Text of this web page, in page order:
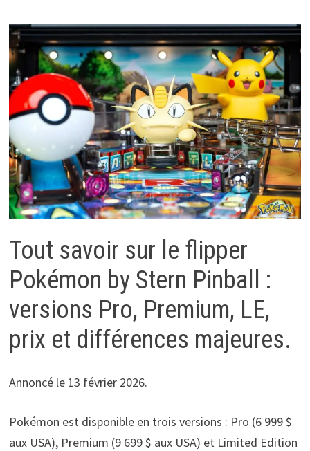
Tout savoir sur le flipper
Pokémon by Stern Pinball :
versions Pro, Premium, LE,
prix et différences majeures.
Annoncé le 13 février 2026.
Pokémon est disponible en trois versions : Pro (6 999 $
aux USA), Premium (9 699 $ aux USA) et Limited Edition